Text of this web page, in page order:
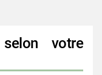
votre